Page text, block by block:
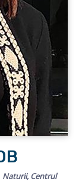
Naturii, Centrul